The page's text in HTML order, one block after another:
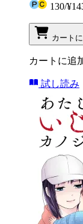
130/
カート
カートに追
試し読み